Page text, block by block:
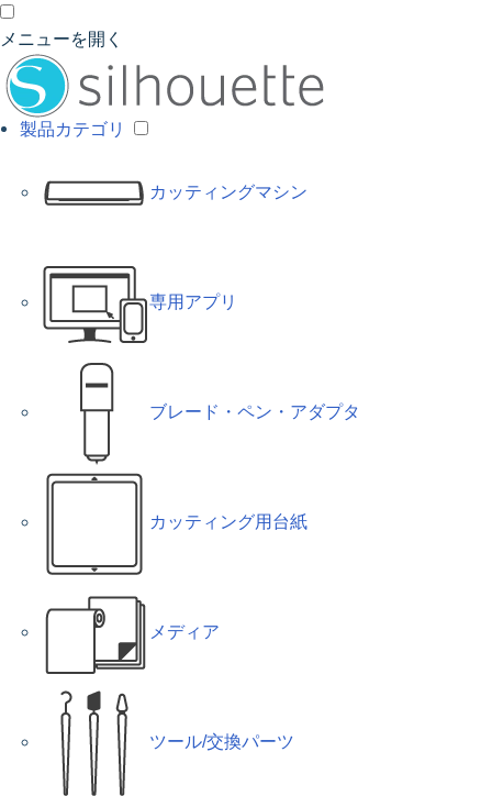
メニューを開く
製品カテゴリ
カッティングマシン
専用アプリ
ブレード・ペン・アダプタ
カッティング用台紙
メディア
ツール/交換パーツ